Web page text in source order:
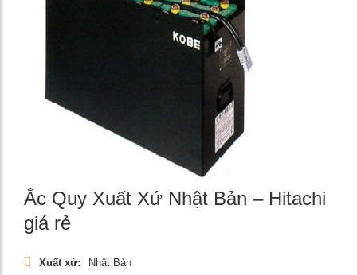
Ắc Quy Xuất Xứ Nhật Bản – Hitachi
giá rẻ
Xuất xứ:
Nhật Bản